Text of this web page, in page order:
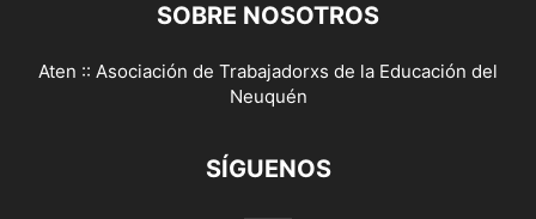
SOBRE NOSOTROS
Aten :: Asociación de Trabajadorxs de la Educación del
Neuquén
SÍGUENOS